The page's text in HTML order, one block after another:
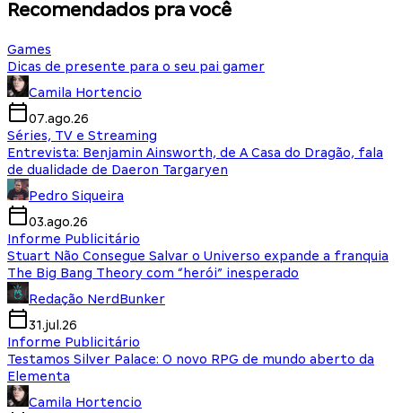
Recomendados pra você
Games
Dicas de presente para o seu pai gamer
Camila Hortencio
07.ago.26
Séries, TV e Streaming
Entrevista: Benjamin Ainsworth, de A Casa do Dragão, fala
de dualidade de Daeron Targaryen
Pedro Siqueira
03.ago.26
Informe Publicitário
Stuart Não Consegue Salvar o Universo expande a franquia
The Big Bang Theory com “herói” inesperado
Redação NerdBunker
31.jul.26
Informe Publicitário
Testamos Silver Palace: O novo RPG de mundo aberto da
Elementa
Camila Hortencio